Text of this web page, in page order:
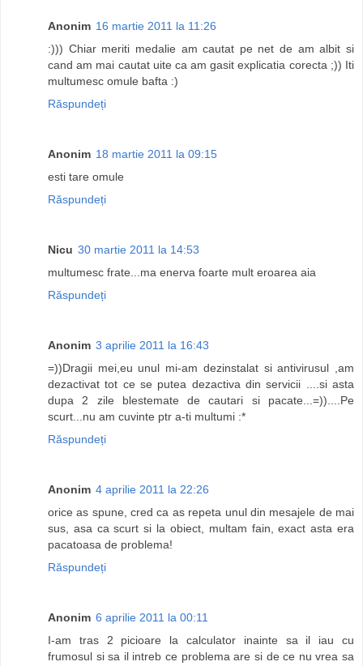
Anonim 16 martie 2011 la 11:26
:))) Chiar meriti medalie am cautat pe net de am albit si
cand am mai cautat uite ca am gasit explicatia corecta ;)) Iti
multumesc omule bafta :)
Răspundeți
Anonim 18 martie 2011 la 09:15
esti tare omule
Răspundeți
Nicu 30 martie 2011 la 14:53
multumesc frate...ma enerva foarte mult eroarea aia
Răspundeți
Anonim 3 aprilie 2011 la 16:43
=))Dragii mei,eu unul mi-am dezinstalat si antivirusul ,am
dezactivat tot ce se putea dezactiva din servicii ....si asta
dupa 2 zile blestemate de cautari si pacate...=))....Pe
scurt...nu am cuvinte ptr a-ti multumi :*
Răspundeți
Anonim 4 aprilie 2011 la 22:26
orice as spune, cred ca as repeta unul din mesajele de mai
sus, asa ca scurt si la obiect, multam fain, exact asta era
pacatoasa de problema!
Răspundeți
Anonim 6 aprilie 2011 la 00:11
I-am tras 2 picioare la calculator inainte sa il iau cu
frumosul si sa il intreb ce problema are si de ce nu vrea sa